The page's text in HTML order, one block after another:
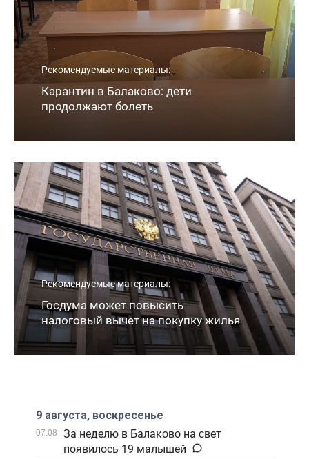
Рекомендуемые материалы:
Карантин в Балаково: дети
продолжают болеть
Рекомендуемые материалы:
Госдума может повысить
налоговый вычет на покупку жилья
9 августа, воскресенье
07.08
За неделю в Балаково на свет
появилось 19 малышей